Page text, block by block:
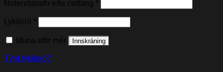
Notendanafn eða netfang *
Lykilorð *
Muna eftir mér Innskráning
Týnt lykilorð?